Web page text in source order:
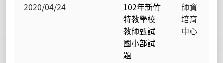
2020/04/24
102年新竹
特教學校
教師甄試
國小部試
題
師資
培育
中心